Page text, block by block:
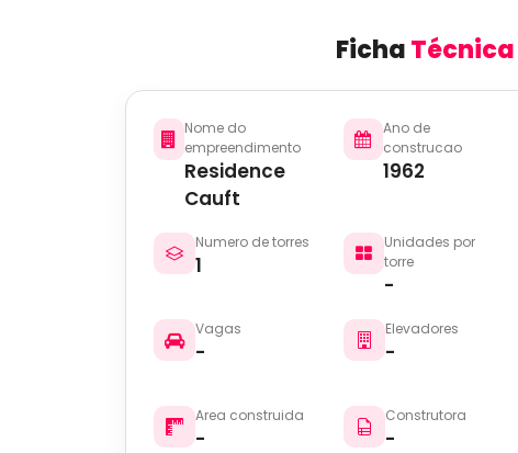
FichaTécnica
Nome do
empreendimento
Residence
Cauft
Ano de
construcao
1962
Numero de torres
1
Unidades por
torre
-
Vagas
-
Elevadores
-
Area construida
-
Construtora
-